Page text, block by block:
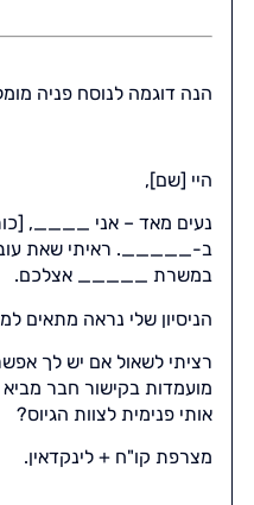
הנה דוגמה לנוסח פניה
היי [שם],
נעים מאד – אני ____,
ב-_____. ראיתי שאת
במשרת _____ אצלכם.
הניסיון שלי נראה מתאים
רציתי לשאול אם יש לך
מועמדות בקישור חבר מביא
אותי פנימית לצוות הגיוס?
מצרפת קו"ח + לינקדאין.